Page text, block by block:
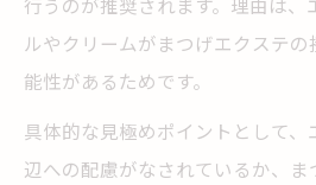
ルやクリームがまつげエクステ
能性があるためです。
具体的な見極めポイントとして、
辺への配慮がなされているか、